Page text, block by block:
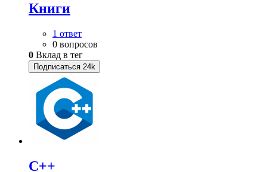
Книги
1 ответ
0 вопросов
0 Вклад в тег
Подписаться 24k
C++